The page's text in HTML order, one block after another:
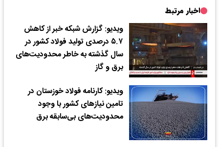
اخبار مرتبط
ویدیو: گزارش شبکه خبر از کاهش
۵.۷ درصدی تولید فولاد کشور در
سال گذشته به خاطر محدودیت‌های
برق و گاز
ویدیو: کارنامه فولاد خوزستان در
تامین نیازهای کشور با وجود
محدودیت‌های بی‌سابقه برق